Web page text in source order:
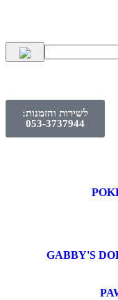
לשירות והזמנות:
053-3737944